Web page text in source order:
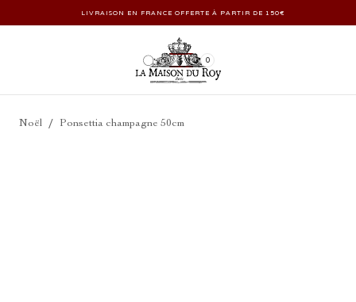
LIVRAISON EN FRANCE OFFERTE À PARTIR DE 150€
0
Noël / Ponsettia champagne 50cm